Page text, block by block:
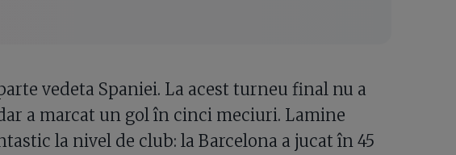
vedeta Spaniei. La acest turneu final nu a
a marcat un gol în cinci meciuri. Lamine
la nivel de club: la Barcelona a jucat în 45